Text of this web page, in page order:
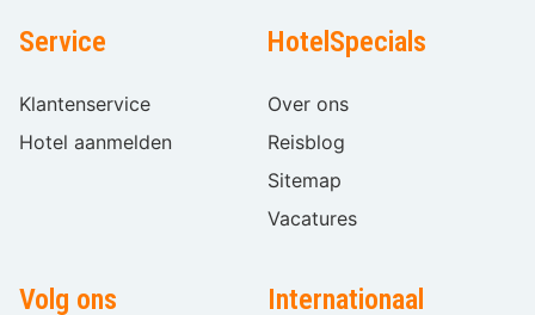
Service
Klantenservice
Hotel aanmelden
HotelSpecials
Over ons
Reisblog
Sitemap
Vacatures
Volg ons Internationaal